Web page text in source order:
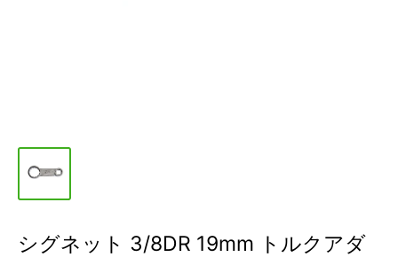
シグネット 3/8DR 19mm トルクアダ